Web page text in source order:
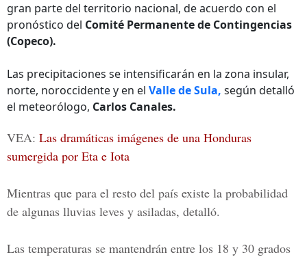
gran parte del territorio nacional, de acuerdo con el
pronóstico del Comité Permanente de Contingencias
(Copeco).
Las precipitaciones se intensificarán en la zona insular,
norte, noroccidente y en el Valle de Sula, según detalló
el meteorólogo, Carlos Canales.
VEA: Las dramáticas imágenes de una Honduras
sumergida por Eta e Iota
Mientras que para el resto del país existe la probabilidad
de algunas lluvias leves y asiladas, detalló.
Las temperaturas se mantendrán entre los 18 y 30 grados